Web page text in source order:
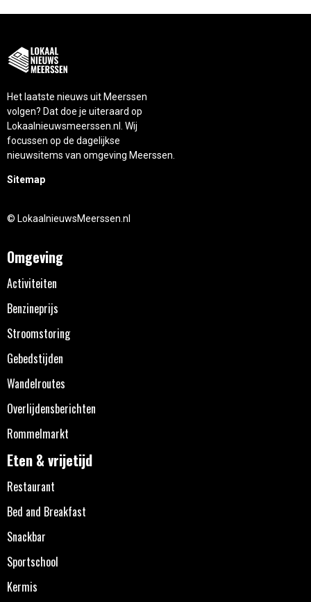
Het laatste nieuws uit Meerssen
volgen? Dat doe je uiteraard op
Lokaalnieuwsmeerssen.nl. Wij
focussen op de dagelijkse
nieuwsitems van omgeving Meerssen.
Sitemap
© LokaalnieuwsMeerssen.nl
Omgeving
Activiteiten
Benzineprijs
Stroomstoring
Gebedstijden
Wandelroutes
Overlijdensberichten
Rommelmarkt
Eten & vrijetijd
Restaurant
Bed and Breakfast
Snackbar
Sportschool
Kermis